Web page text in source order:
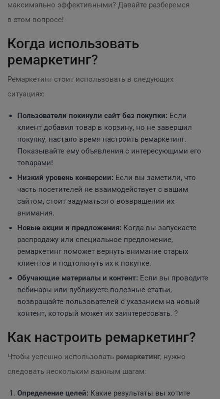
максимально эффективными? Давайте разберемся
в этом вопросе!
Когда использовать
ремаркетинг?
Ремаркетинг стоит использовать в следующих
ситуациях:
Пользователи покинули сайт без покупки: Если
клиент добавил товар в корзину, но не завершил
покупку, настало время настроить ремаркетинг.
Показывайте ему объявления с интересующими его
товарами!
Низкий уровень конверсии: Если вы заметили, что
часть посетителей не взаимодействует с вашим
сайтом, стоит задуматься о возвращении их
внимания.
Новые акции и предложения: Когда вы запускаете
распродажу или специальное предложение,
ремаркетинг поможет вернуть внимание старых
клиентов и подтолкнуть их к покупке.
Обучающие материалы и контент: Если вы проводите
вебинары или публикуете полезные статьи,
возвращайте пользователей с указанием на новый
контент, который может их заинтересовать. ?
Как настроить ремаркетинг?
Чтобы успешно использовать ремаркетинг, нужно
следовать нескольким важным шагам:
Определение целей: Какие результаты вы хотите